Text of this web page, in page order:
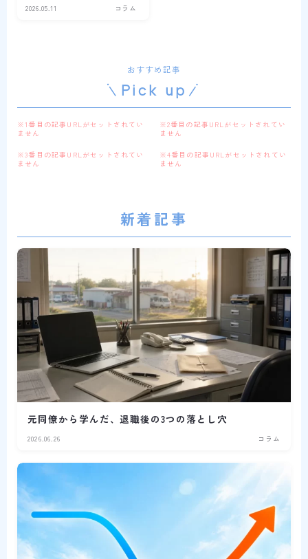
2026.05.11 コラム
おすすめ記事
Pick up
※1番目の記事URLがセットされてい
ません
※2番目の記事URLがセットされてい
ません
※3番目の記事URLがセットされてい
ません
※4番目の記事URLがセットされてい
ません
新着記事
元同僚から学んだ、退職後の3つの落とし穴
2026.06.26 コラム